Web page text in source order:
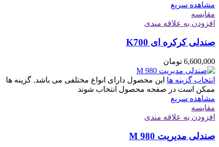
مشاهده سریع
مقایسه
افزودن به علاقه مندی
صندلی کرکره ای K700
6,600,000 تومان
انتخاب گزینه ها این محصول دارای انواع مختلفی می باشد. گزینه ها
ممکن است در صفحه محصول انتخاب شوند
مشاهده سریع
مقایسه
افزودن به علاقه مندی
صندلی مدیریت M 980